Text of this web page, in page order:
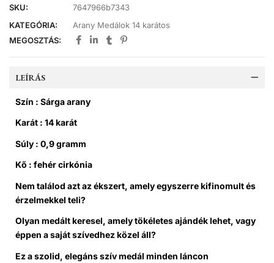
SKU:
7647966b7343
KATEGÓRIA:
Arany Medálok 14 karátos
MEGOSZTÁS:
LEÍRÁS
Szín : Sárga arany
Karát : 14 karát
Súly : 0,9 gramm
Kő : fehér cirkónia
Nem találod azt az ékszert, amely egyszerre kifinomult és
érzelmekkel teli?
Olyan medált keresel, amely tökéletes ajándék lehet, vagy
éppen a saját szívedhez közel áll?
Ez aszolid, elegáns szív medál minden láncon